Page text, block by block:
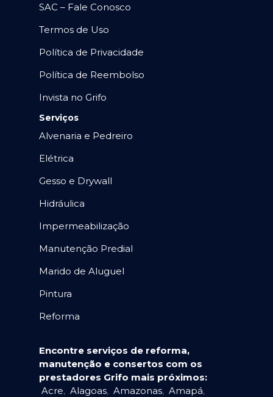
SAC – Fale Conosco
Termos de Uso
Política de Privacidade
Política de Reembolso
Invista no Grifo
Serviços
Alvenaria e Pedreiro
Elétrica
Gesso e Drywall
Hidráulica
Impermeabilização
Manutenção Predial
Marido de Aluguel
Pintura
Reforma
Encontre serviços de reforma,
manutenção e consertos com os
prestadores Grifo mais próximos:
Acre, Alagoas, Amazonas, Amapá,